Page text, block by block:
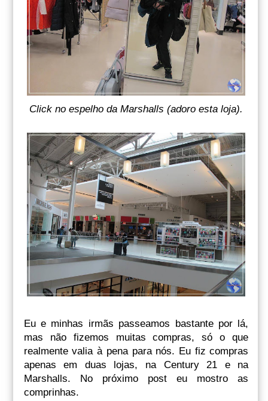
Click no espelho da Marshalls (adoro esta loja).
Eu e minhas irmãs passeamos bastante por lá,
mas não fizemos muitas compras, só o que
realmente valia à pena para nós. Eu fiz compras
apenas em duas lojas, na Century 21 e na
Marshalls. No próximo post eu mostro as
comprinhas.